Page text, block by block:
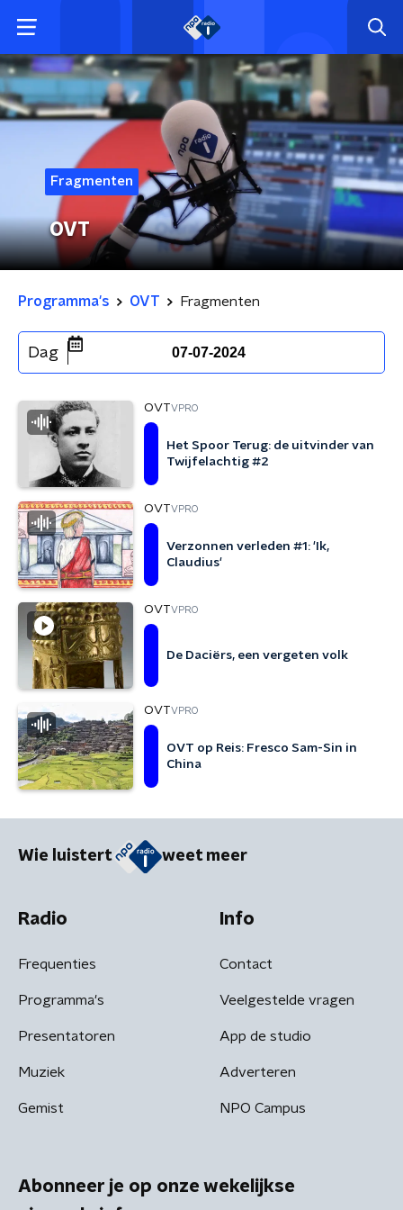
Fragmenten
OVT
Programma's OVT Fragmenten
Dag 07-07-2024
OVTVPRO
Het Spoor Terug: de uitvinder van
Twijfelachtig #2
OVTVPRO
Verzonnen verleden #1: 'Ik,
Claudius'
OVTVPRO
De Daciërs, een vergeten volk
OVTVPRO
OVT op Reis: Fresco Sam-Sin in
China
Wie luistert weet meer
Radio
Frequenties
Programma's
Presentatoren
Muziek
Gemist
Info
Contact
Veelgestelde vragen
App de studio
Adverteren
NPO Campus
Abonneer je op onze wekelijkse